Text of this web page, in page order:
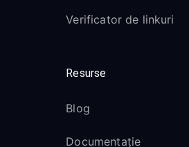
Verificator de linkuri
Resurse
Blog
Documentație